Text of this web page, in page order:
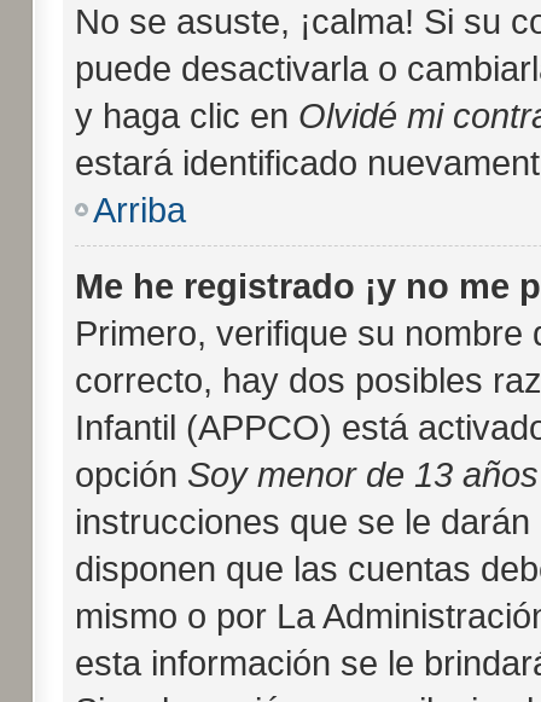
No se asuste, ¡calma! Si su
puede desactivarla o
y haga clic en Olvidé mi
estará identificado
Arriba
Me he registrado ¡y no me
Primero, verifique su
correcto, hay dos posibles
Infantil (APPCO) está
opción Soy menor de 13 años
instrucciones que se le
disponen que las cuentas
mismo o por La
esta información se le